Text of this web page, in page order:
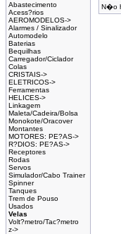
Abastecimento
Acess?rios
AEROMODELOS->
Alarmes / Sinalizador
Automodelo
Baterias
Bequilhas
Carregador/Ciclador
Colas
CRISTAIS->
ELETRICOS->
Ferramentas
HELICES->
Linkagem
Maleta/Cadeira/Bolsa
Monokote/Oracover
Montantes
MOTORES: PE?AS->
R?DIOS: PE?AS->
Receptores
Rodas
Servos
Simulador/Cabo Trainer
Spinner
Tanques
Trem de Pouso
Usados
Velas
Volt?metro/Tac?metro
z->
N�o